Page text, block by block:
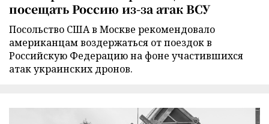
посещать Россию из-за атак ВСУ
Посольство США в Москве рекомендовало
американцам воздержаться от поездок в
Российскую Федерацию на фоне участившихся
атак украинских дронов.